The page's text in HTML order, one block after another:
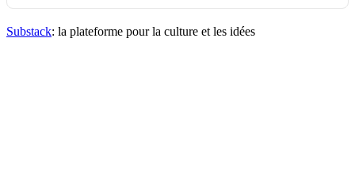
Substack: la plateforme pour la culture et les idées